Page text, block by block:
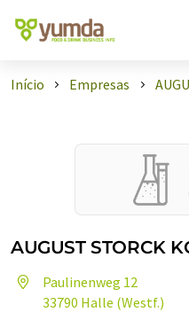
Início Empresas
AUGUST STORCK
Paulinenweg 12
33790 Halle (Westf.)